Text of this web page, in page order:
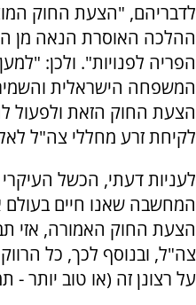
לדבריהם, "הצעת החוק
ההלכה האוסרת הנאה מן
הפריה לפנויות". ולכן:
המשפחה הישראלית
הצעת החוק הזאת ולפעול
לקיחת זרע מחללי צה"ל
לעניות דעתי, הכשל
המחשבה שאנו חיים
הצעת החוק האמורה, אזי
צה"ל, ובנוסף לכך, כל
על רצונן זה (או טוב יותר -